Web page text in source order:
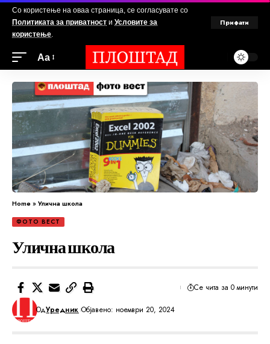
Со користење на оваа страница, се согласувате со
Политиката за приватност и Условите за
користење.
Прифати
Аа
Home»Улична школа
ФОТО ВЕСТ
Улична школа
ОдУредник Објавено: ноември 20, 2024
Се чита за 0 минути